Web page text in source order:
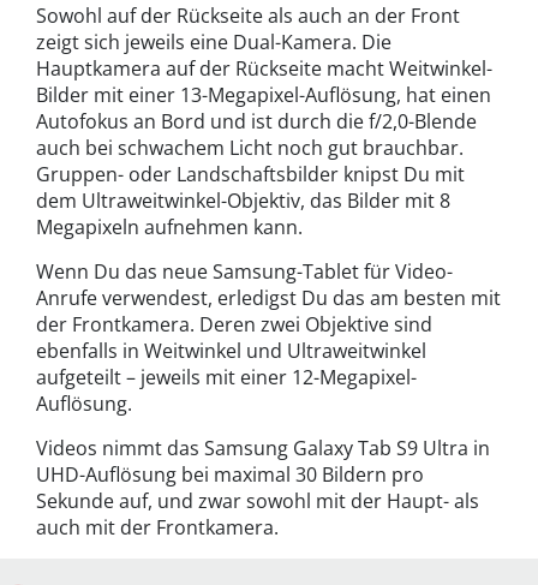
Sowohl auf der Rückseite als auch an der Front
zeigt sich jeweils eine Dual-Kamera. Die
Hauptkamera auf der Rückseite macht Weitwinkel-
Bilder mit einer 13-Megapixel-Auflösung, hat einen
Autofokus an Bord und ist durch die f/2,0-Blende
auch bei schwachem Licht noch gut brauchbar.
Gruppen- oder Landschaftsbilder knipst Du mit
dem Ultraweitwinkel-Objektiv, das Bilder mit 8
Megapixeln aufnehmen kann.
Wenn Du das neue Samsung-Tablet für Video-
Anrufe verwendest, erledigst Du das am besten mit
der Frontkamera. Deren zwei Objektive sind
ebenfalls in Weitwinkel und Ultraweitwinkel
aufgeteilt – jeweils mit einer 12-Megapixel-
Auflösung.
Videos nimmt das Samsung Galaxy Tab S9 Ultra in
UHD-Auflösung bei maximal 30 Bildern pro
Sekunde auf, und zwar sowohl mit der Haupt- als
auch mit der Frontkamera.